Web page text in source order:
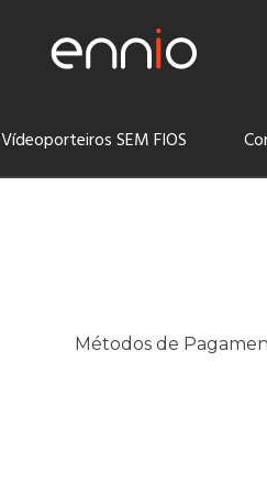
Vídeoporteiros SEM FIOS
Métodos de